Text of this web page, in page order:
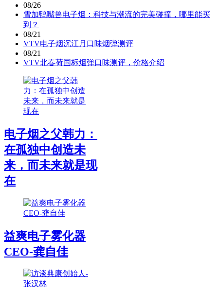
08/26
雪加鸭嘴兽电子烟：科技与潮流的完美碰撞，哪里能买
到？
08/21
VTV电子烟沉江月口味烟弹测评
08/21
VTV北春荷国标烟弹口味测评，价格介绍
电子烟之父韩力：
在孤独中创造未
来，而未来就是现
在
益爽电子雾化器
CEO-龚自佳